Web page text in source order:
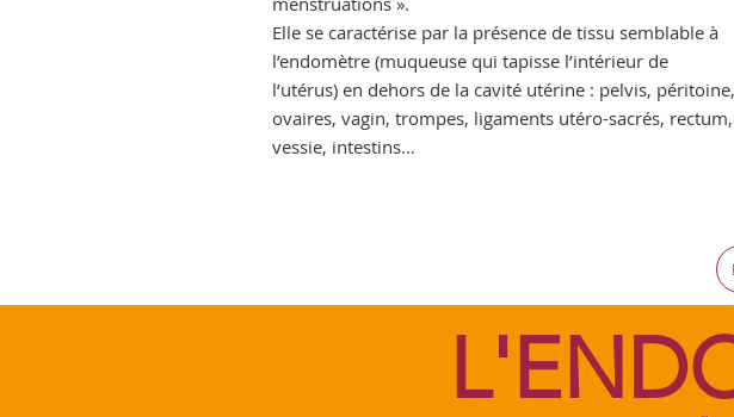
Elle se caractérise par la présence de tissu semblable à
l’endomètre (muqueuse qui tapisse l’intérieur de
l’utérus) en dehors de la cavité utérine : pelvis, péritoine,
ovaires, vagin, trompes, ligaments utéro-sacrés, rectum,
vessie, intestins…
L'